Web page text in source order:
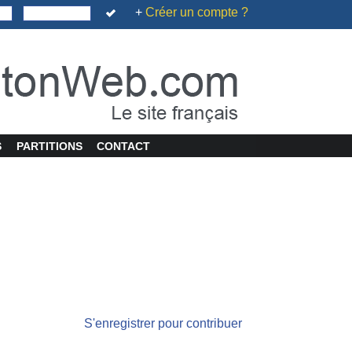
+ Créer un compte ?
PARTITIONS CONTACT
S'enregistrer pour contribuer